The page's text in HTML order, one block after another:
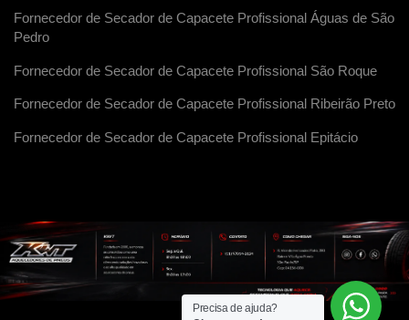
Fornecedor de Secador de Capacete Profissional Águas de São
Pedro
Fornecedor de Secador de Capacete Profissional São Roque
Fornecedor de Secador de Capacete Profissional Ribeirão Preto
Fornecedor de Secador de Capacete Profissional Epitácio
Precisa de ajuda?